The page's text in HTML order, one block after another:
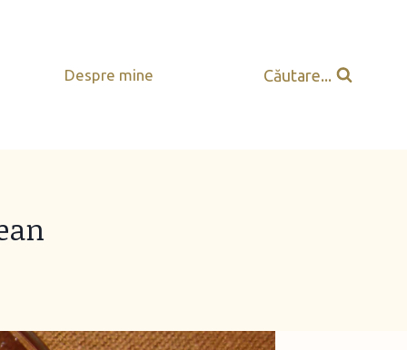
Despre mine Căutare...